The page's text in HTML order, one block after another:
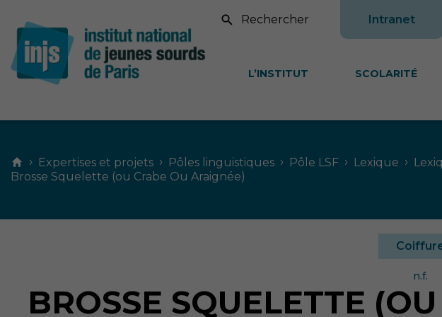
Recherche sur le site Intranet
L’INSTITUT SCOLARITÉ
› Expertises et projets › Pôles linguistiques › Pôle LSF › Lexique ›
Brosse Squelette (ou Crabe Ou Araignée)
n.f.
BROSSE SQUELETTE